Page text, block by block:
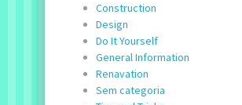
Construction
Design
Do It Yourself
General Information
Renavation
Sem categoria